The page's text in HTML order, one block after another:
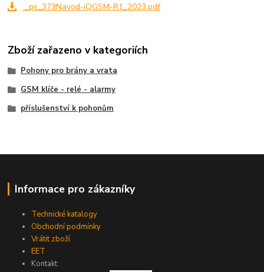
_ps_373Navod-iQGSM-R1_2023.pdf
Zboží zařazeno v kategoriích
Pohony pro brány a vrata
GSM klíče - relé - alarmy
příslušenství k pohonům
Informace pro zákazníky
Technické katalogy
Obchodní podmínky
Vrátit zboží
EET
Kontakt: